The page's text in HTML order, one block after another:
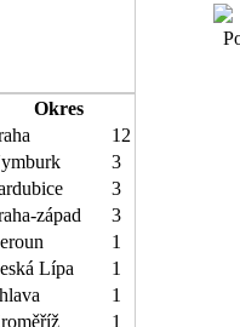
Okres
12
3
3
západ
3
1
Lípa
1
1
1